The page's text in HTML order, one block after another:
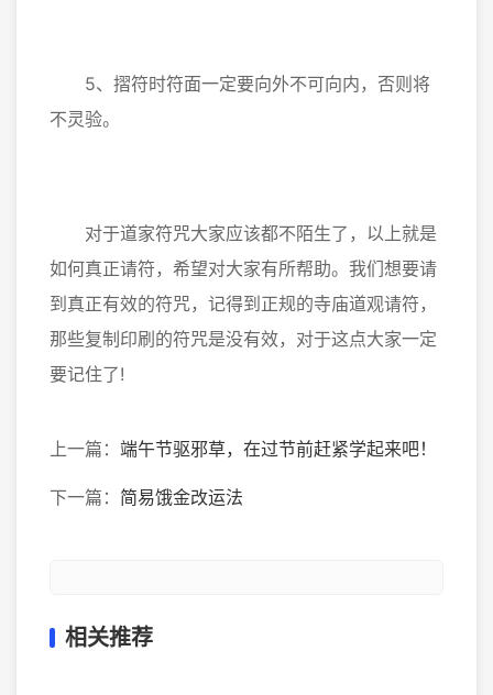
5、摺符时符面一定要向外不可向内，否则将
不灵验。
对于道家符咒大家应该都不陌生了，以上就是
如何真正请符，希望对大家有所帮助。我们想要请
到真正有效的符咒，记得到正规的寺庙道观请符，
那些复制印刷的符咒是没有效，对于这点大家一定
要记住了!
上一篇： 端午节驱邪草，在过节前赶紧学起来吧！
下一篇： 简易饿金改运法
相关推荐